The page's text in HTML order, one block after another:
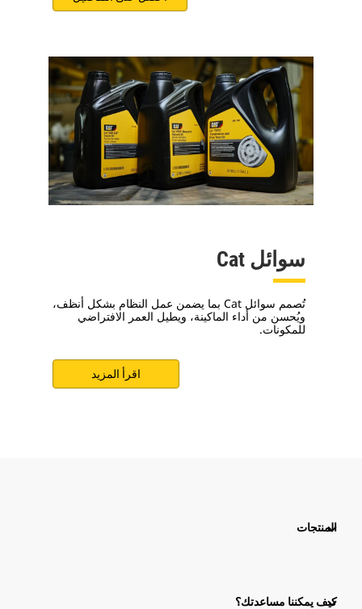
سوائل Cat
تُصمم سوائل Cat بما يضمن عمل النظام بشكل أنظف،
ويُحسن من أداء الماكينة، ويطيل العمر الافتراضي
للمكونات.
اقرأ المزيد
المنتجات
كيف يمكننا مساعدتك؟